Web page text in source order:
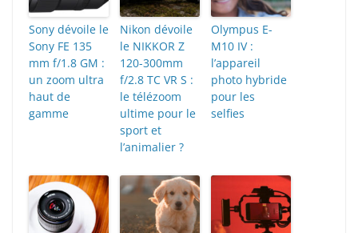
Sony dévoile le
Sony FE 135
mm f/1.8 GM :
un zoom ultra
haut de
gamme
Nikon dévoile
le NIKKOR Z
120-300mm
f/2.8 TC VR S :
le télézoom
ultime pour le
sport et
l’animalier ?
Olympus E-
M10 IV :
l’appareil
photo hybride
pour les
selfies